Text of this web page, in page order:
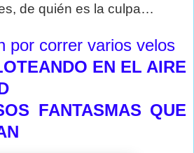
de quién es la culpa…
por correr varios velos
EN EL AIRE
FANTASMAS QUE